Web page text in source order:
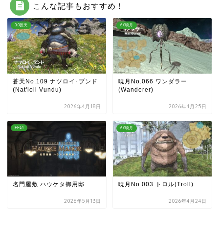
こんな記事もおすすめ！
3.0蒼天
蒼天No.109 ナツロイ･ブンド
(Nat'loii Vundu)
2026年4月18日
6.0暁月
暁月No.066 ワンダラー
(Wanderer)
2026年4月25日
FF14
名門屋敷 ハウケタ御用邸
2026年5月13日
6.0暁月
暁月No.003 トロル(Troll)
2026年4月24日